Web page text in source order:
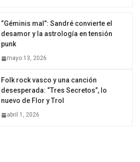
“Géminis mal”: Sandré convierte el
desamor y la astrología en tensión
punk
mayo 13, 2026
Folk rock vasco y una canción
desesperada: “Tres Secretos”, lo
nuevo de Flor y Trol
abril 1, 2026